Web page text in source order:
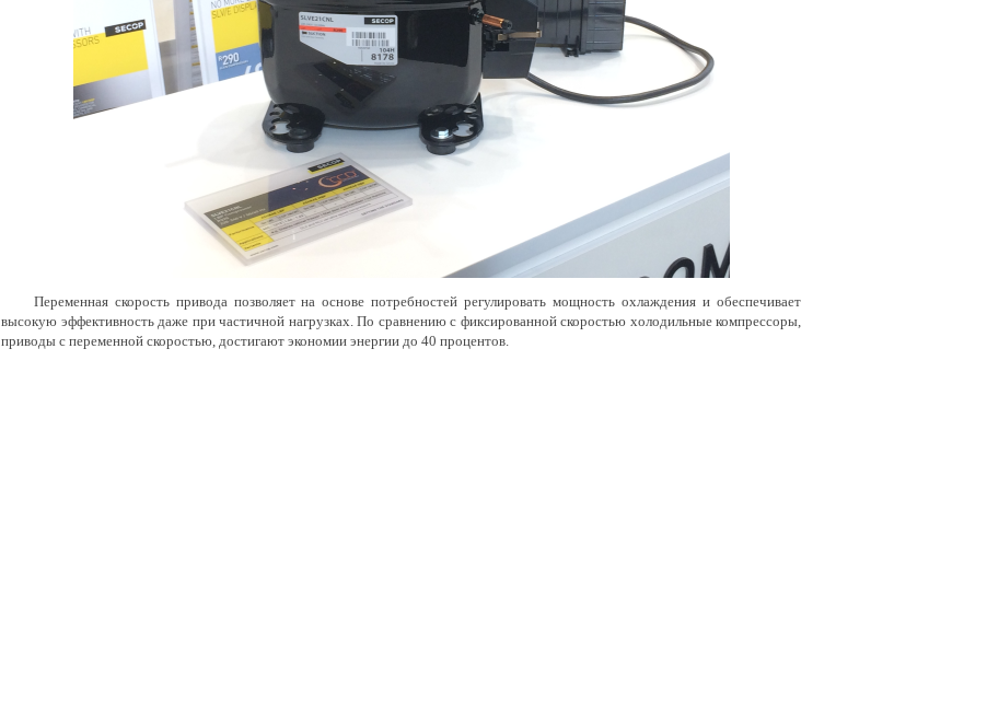
Переменная скорость привода позволяет на основе потребностей регулировать мощность охлаждения и обеспечивает
высокую эффективность даже при частичной нагрузках. По сравнению с фиксированной скоростью холодильные компрессоры,
приводы с переменной скоростью, достигают экономии энергии до 40 процентов.